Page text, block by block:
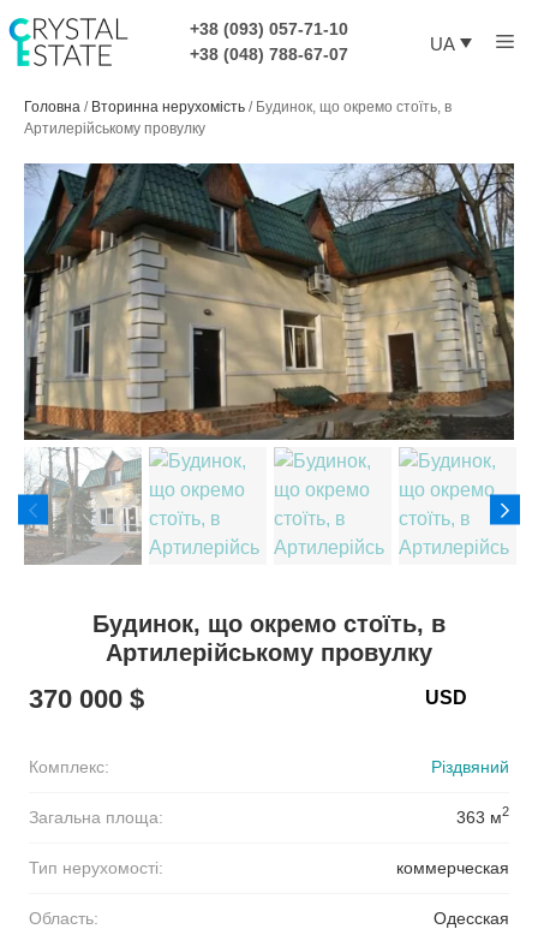
до
контенту
+38 (093) 057-71-10
+38 (048) 788-67-07
UA
Головна / Вторинна нерухомість / Будинок, що окремо стоїть, в
Артилерійському провулку
Будинок, що окремо стоїть, в
Артилерійському провулку
370 000 $
Комплекс: Різдвяний
Загальна площа: 363 м2
Тип нерухомості: коммерческая
Область: Одесская